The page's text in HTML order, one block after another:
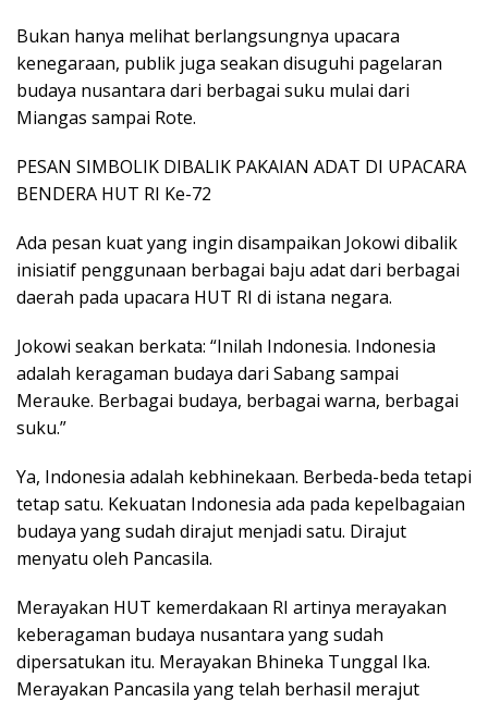
Bukan hanya melihat berlangsungnya upacara
kenegaraan, publik juga seakan disuguhi pagelaran
budaya nusantara dari berbagai suku mulai dari
Miangas sampai Rote.
PESAN SIMBOLIK DIBALIK PAKAIAN ADAT DI UPACARA
BENDERA HUT RI Ke-72
Ada pesan kuat yang ingin disampaikan Jokowi dibalik
inisiatif penggunaan berbagai baju adat dari berbagai
daerah pada upacara HUT RI di istana negara.
Jokowi seakan berkata: “Inilah Indonesia. Indonesia
adalah keragaman budaya dari Sabang sampai
Merauke. Berbagai budaya, berbagai warna, berbagai
suku.”
Ya, Indonesia adalah kebhinekaan. Berbeda-beda tetapi
tetap satu. Kekuatan Indonesia ada pada kepelbagaian
budaya yang sudah dirajut menjadi satu. Dirajut
menyatu oleh Pancasila.
Merayakan HUT kemerdakaan RI artinya merayakan
keberagaman budaya nusantara yang sudah
dipersatukan itu. Merayakan Bhineka Tunggal Ika.
Merayakan Pancasila yang telah berhasil merajut